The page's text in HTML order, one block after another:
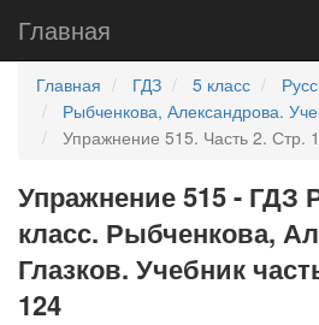
Главная
Главная ГДЗ 5 класс
Рыбченкова, Александрова.
Упражнение 515. Часть 2. Стр.
Упражнение 515 - ГДЗ
класс. Рыбченкова,
Глазков. Учебник
124